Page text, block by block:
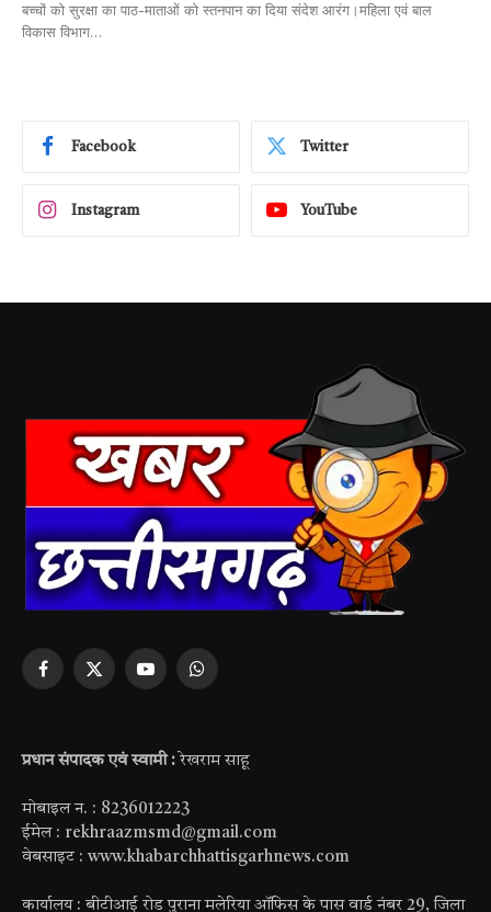
बच्चों को सुरक्षा का पाठ-माताओं को स्तनपान का दिया संदेश आरंग।महिला एवं बाल
विकास विभाग…
Facebook Twitter
Instagram YouTube
Facebook
X
YouTubeWhatsApp
प्रधान संपादक एवं स्वामी : रेखराम साहू
मोबाइल न. : 8236012223
ईमेल : rekhraazmsmd@gmail.com
वेबसाइट : www.khabarchhattisgarhnews.com
कार्यालय : बीटीआई रोड पुराना मलेरिया ऑफिस के पास वार्ड नंबर 29, जिला